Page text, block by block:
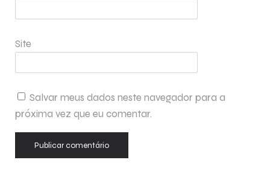
Site
Salvar meus dados neste navegador para a
próxima vez que eu comentar.